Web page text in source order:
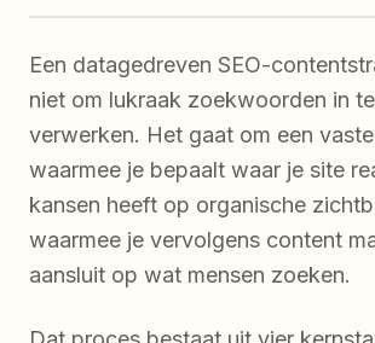
Een datagedreven SEO-
niet om lukraak zoekwoorden in
verwerken. Het gaat om een
waarmee je bepaalt waar je site
kansen heeft op organische
waarmee je vervolgens content
aansluit op wat mensen zoeken.